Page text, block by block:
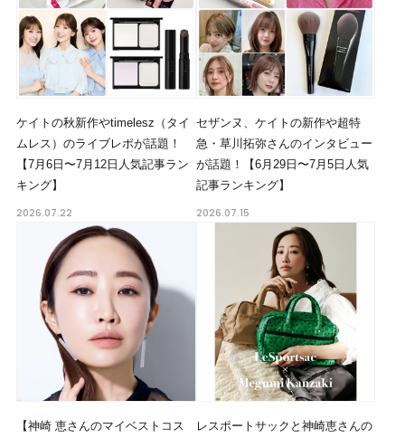
ケイトの秋新作やtimelesz（タイ
ムレス）のライブレポが話題！
【7月6日〜7月12日人気記事ラン
キング】
2026.07.22
セザンヌ、ケイトの新作や超特
急・草川拓弥さんのインタビュー
が話題！【6月29日〜7月5日人気
記事ランキング】
2026.07.15
【神崎 恵さんのマイベストコス
レスポートサックと神崎恵さんの